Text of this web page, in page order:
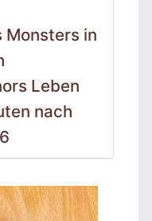
Monsters in
Leben
nach